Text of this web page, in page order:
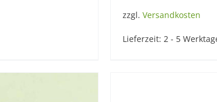
zzgl. Versandkosten
Lieferzeit: 2 - 5